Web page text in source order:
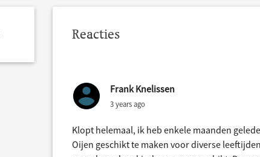
Reacties
Frank Knelissen
3 years ago
Klopt helemaal, ik heb enkele maanden
Oijen geschikt te maken voor diverse